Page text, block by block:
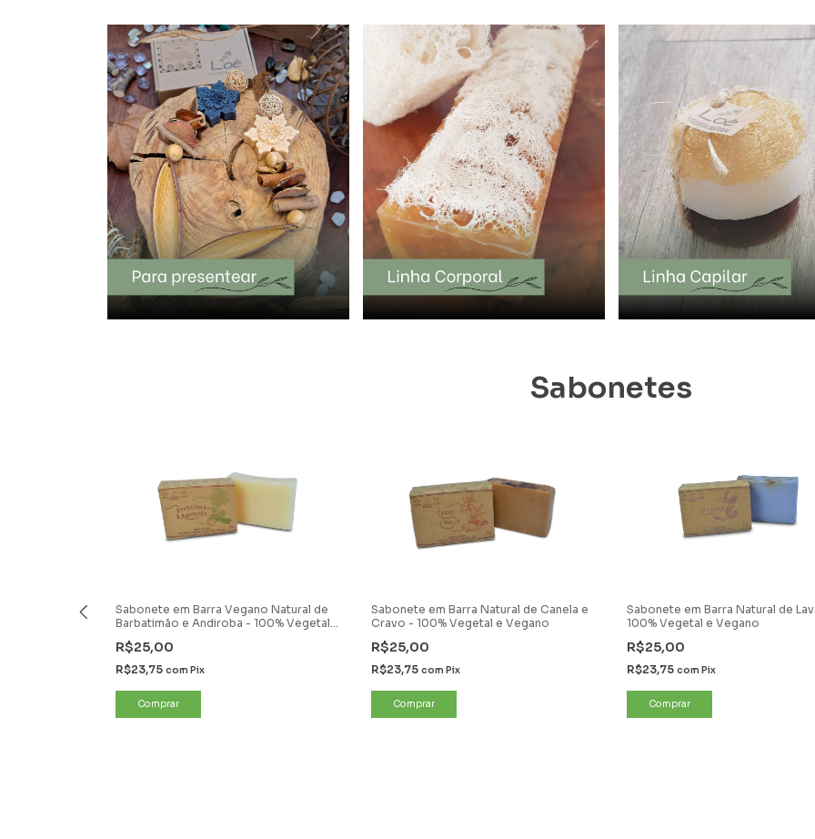
Sabonetes
Sabonete em Barra Vegano Natural de
Barbatimão e Andiroba - 100% Vegetal
R$25,00
R$23,75 com Pix
Sabonete em Barra Natural de Canela e
Cravo - 100% Vegetal e Vegano
R$25,00
R$23,75 com Pix
Sabonete em Barra Natural de
100% Vegetal e Vegano
R$25,00
R$23,75 com Pix